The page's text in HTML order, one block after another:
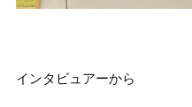
インタビュアーから